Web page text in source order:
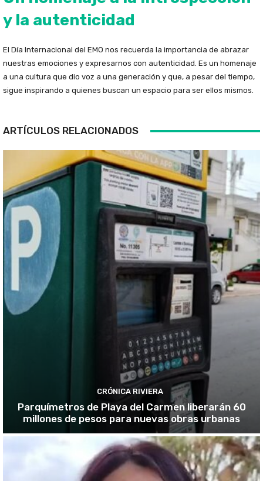
y la autenticidad
El Día Internacional del EMO nos recuerda la importancia de abrazar
nuestras emociones y expresarnos con autenticidad. Es un homenaje
a una cultura que dio voz a una generación y que, a pesar del tiempo,
sigue inspirando a quienes buscan un espacio para ser ellos mismos.
ARTÍCULOS RELACIONADOS
CRÓNICA RIVIERA
Parquímetros de Playa del Carmen liberarán 60
millones de pesos para nuevas obras urbanas